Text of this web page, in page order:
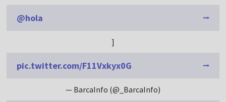
@hola
]
pic.twitter.com/F11Vxkyx0G
— BarcaInfo (@_BarcaInfo)